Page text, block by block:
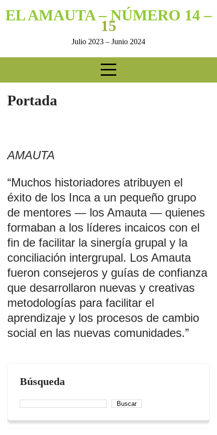
EL AMAUTA – NÚMERO 14 –
15
Julio 2023 – Junio 2024
Portada
AMAUTA
“Muchos historiadores atribuyen el
éxito de los Inca a un pequeño grupo
de mentores — los Amauta — quienes
formaban a los líderes incaicos con el
fin de facilitar la sinergía grupal y la
conciliación intergrupal. Los Amauta
fueron consejeros y guías de confianza
que desarrollaron nuevas y creativas
metodologías para facilitar el
aprendizaje y los procesos de cambio
social en las nuevas comunidades.”
Búsqueda
Buscar